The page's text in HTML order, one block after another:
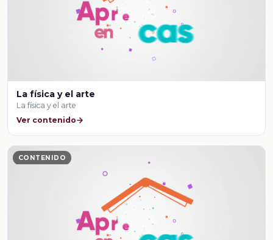
La física y el arte
La física y el arte
Ver contenido
CONTENIDO